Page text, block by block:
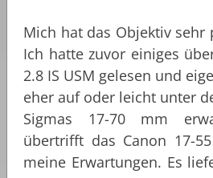
Mich hat das Objektiv sehr
Ich hatte zuvor einiges
2.8 IS USM gelesen und
eher auf oder leicht unter
Sigmas 17-70 mm
übertrifft das Canon 17-
meine Erwartungen. Es